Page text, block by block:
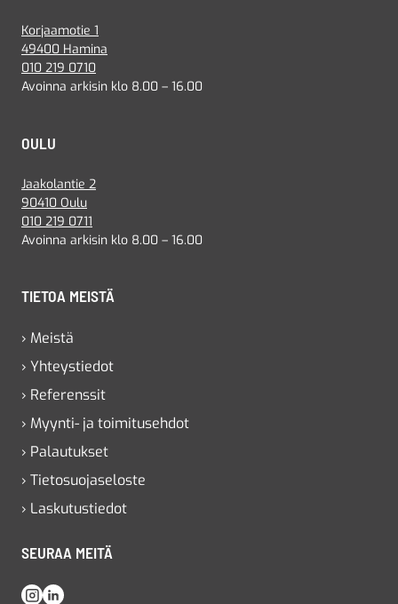
Korjaamotie 1
49400 Hamina
010 219 0710
Avoinna arkisin klo 8.00 – 16.00
OULU
Jaakolantie 2
90410 Oulu
010 219 0711
Avoinna arkisin klo 8.00 – 16.00
TIETOA MEISTÄ
› Meistä
› Yhteystiedot
› Referenssit
› Myynti- ja toimitusehdot
› Palautukset
› Tietosuojaseloste
› Laskutustiedot
SEURAA MEITÄ
Instagram
LinkedIn